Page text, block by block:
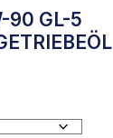
90 GL-5